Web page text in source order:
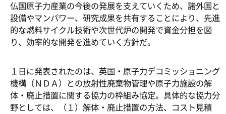
仏国原子力産業の今後の発展を支えていくため、諸外国と
設備やマンパワー、研究成果を共有することにより、先進
的な燃料サイクル技術や次世代炉の開発で資金分担を図
り、効率的な開発を進めていく方針だ。
１日に発表されたのは、英国・原子力デコミッショニング
機構（ＮＤＡ）との放射性廃棄物管理や原子力施設の解
体・廃止措置に関する協力の枠組み協定。具体的な協力分
野としては、（１）解体・廃止措置の方法、コスト見積